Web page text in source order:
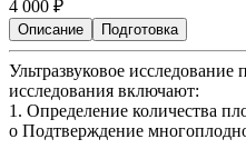
4 000 ₽
Описание Подготовка
Ультразвуковое
исследования включают:
1. Определение количества
o Подтверждение